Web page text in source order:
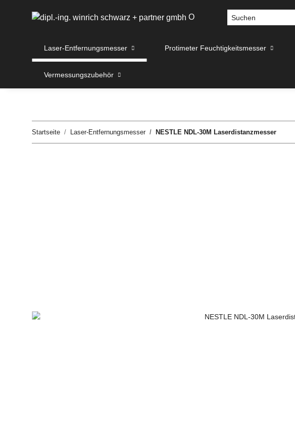
O
Laser-Entfernungsmesser Protimeter Feuchtigkeitsmesser
Vermessungszubehör
Startseite Laser-Entfernungsmesser NESTLE NDL-30M Laserdistanzmesser